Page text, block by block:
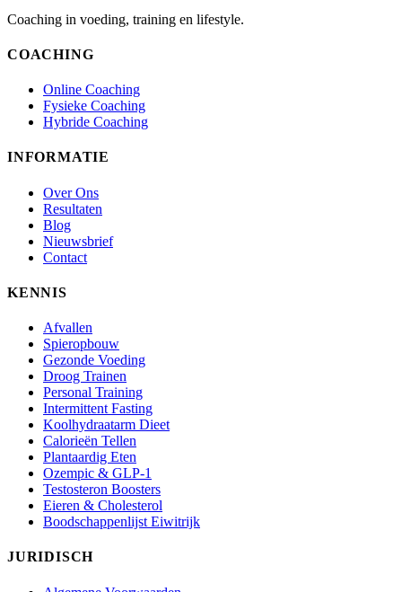
Coaching in voeding, training en lifestyle.
COACHING
Online Coaching
Fysieke Coaching
Hybride Coaching
INFORMATIE
Over Ons
Resultaten
Blog
Nieuwsbrief
Contact
KENNIS
Afvallen
Spieropbouw
Gezonde Voeding
Droog Trainen
Personal Training
Intermittent Fasting
Koolhydraatarm Dieet
Calorieën Tellen
Plantaardig Eten
Ozempic & GLP-1
Testosteron Boosters
Eieren & Cholesterol
Boodschappenlijst Eiwitrijk
JURIDISCH